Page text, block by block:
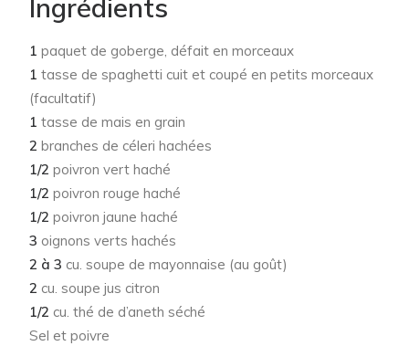
Ingrédients
1 paquet de goberge, défait en morceaux
1 tasse de spaghetti cuit et coupé en petits morceaux
(facultatif)
1 tasse de mais en grain
2 branches de céleri hachées
1/2 poivron vert haché
1/2 poivron rouge haché
1/2 poivron jaune haché
3 oignons verts hachés
2 à 3 cu. soupe de mayonnaise (au goût)
2 cu. soupe jus citron
1/2 cu. thé de d’aneth séché
Sel et poivre